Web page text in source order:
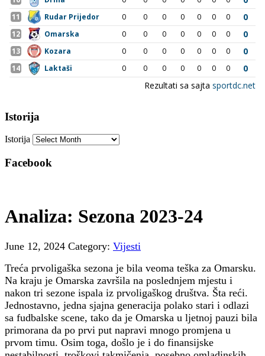
Istorija
Istorija
Facebook
Analiza: Sezona 2023-24
June 12, 2024 Category: Vijesti
Treća prvoligaška sezona je bila veoma teška za Omarsku.
Na kraju je Omarska završila na poslednjem mjestu i
nakon tri sezone ispala iz prvoligaškog društva. Šta reći.
Jednostavno, jedna sjajna generacija polako stari i odlazi
sa fudbalske scene, tako da je Omarska u ljetnoj pauzi bila
primorana da po prvi put napravi mnogo promjena u
prvom timu. Osim toga, došlo je i do finansijske